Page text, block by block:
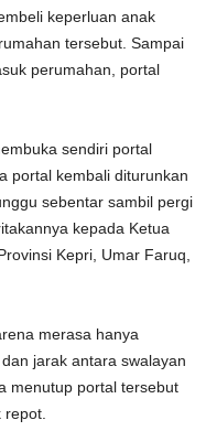
keperluan anak
tersebut. Sampai
perumahan, portal
sendiri portal
portal kembali diturunkan
sebentar sambil pergi
kepada Ketua
Kepri, Umar Faruq,
merasa hanya
jarak antara swalayan
menutup portal tersebut